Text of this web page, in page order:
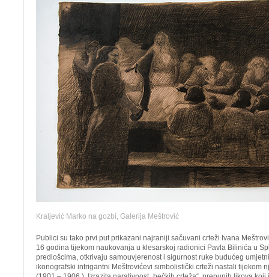
Kraljević Marko na gozbi, Galerija Meštrović
Publici su tako prvi put prikazani najraniji sačuvani crteži Ivana
16 godina tijekom naukovanja u klesarskoj radionici Pavla Bilinića u
predlošcima, otkrivaju samouvjerenost i sigurnost ruke budućeg
ikonografski intrigantni Meštrovićevi simbolistički crteži nastali tijekom